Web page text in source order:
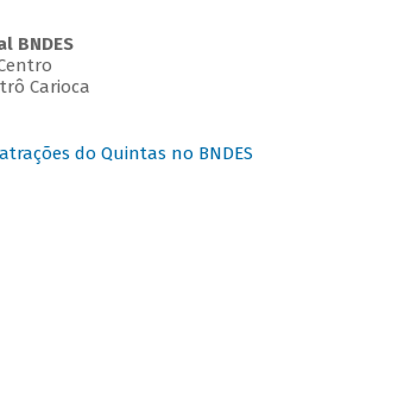
BNDES
Carioca
do Quintas no BNDES